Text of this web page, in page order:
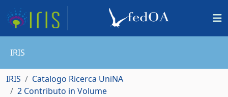
IRIS
IRIS
Catalogo Ricerca UniNA
2 Contributo in Volume